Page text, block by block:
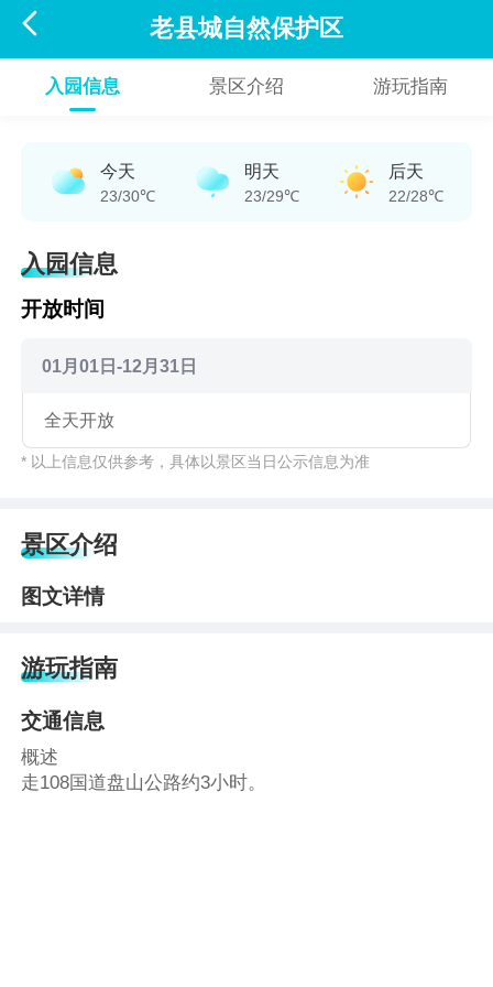
 老县城自然保护区
入园信息 景区介绍 游玩指南
今天
23/30℃
明天
23/29℃
后天
22/28℃
入园信息
开放时间
01月01日-12月31日
全天开放
* 以上信息仅供参考，具体以景区当日公示信息为准
景区介绍
图文详情
游玩指南
交通信息
概述
走108国道盘山公路约3小时。